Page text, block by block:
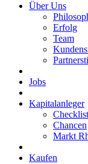
Über Uns
Erfolg
Team
Jobs
Kapitalanleger
Chancen
Markt
Kaufen